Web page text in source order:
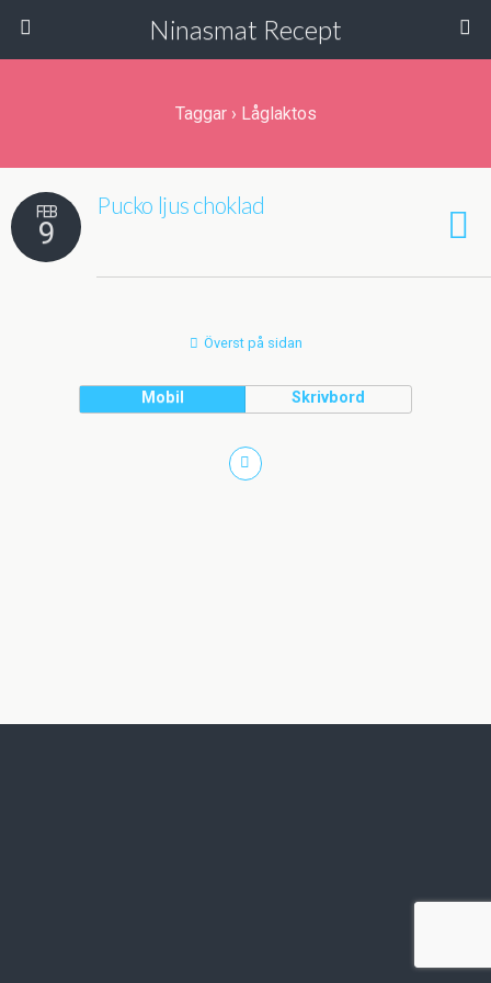
Ninasmat Recept
Taggar › Låglaktos
FEB
9
Pucko ljus choklad
Överst på sidan
Mobil Skrivbord